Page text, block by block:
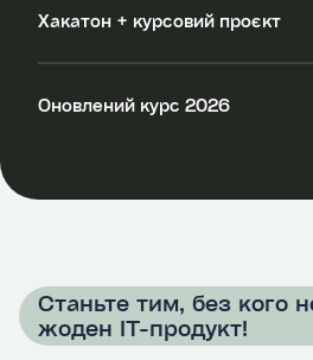
Хакатон + курсовий проєкт
Оновлений курс 2026
Станьте тим, без кого
жоден ІТ-продукт!